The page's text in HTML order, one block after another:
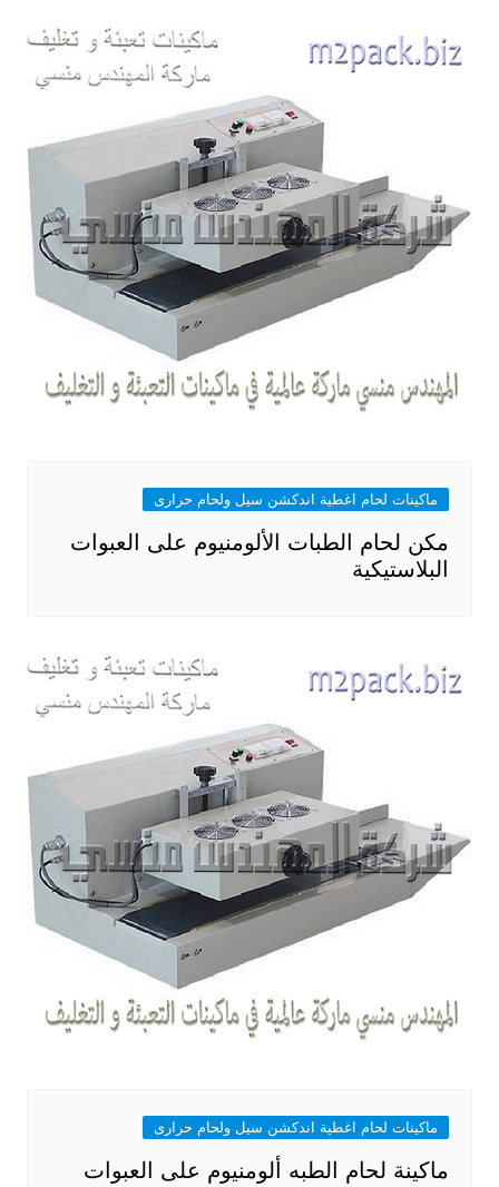
ماكينات لحام اغطية اندكشن سيل ولحام حرارى
مكن لحام الطبات الألومنيوم على العبوات
البلاستيكية
ماكينات لحام اغطية اندكشن سيل ولحام حرارى
ماكينة لحام الطبه ألومنيوم على العبوات